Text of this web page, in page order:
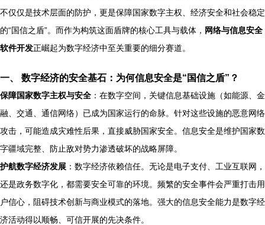
不仅仅是技术层面的防护，更是保障国家数字主权、经济安全和社会稳定
的“国信之盾”。而作为构筑这面盾牌的核心工具与载体， 网络与信息安全
软件开发正崛起为数字经济中至关重要的细分赛道。
一、 数字经济的安全基石：为何信息安全是“国信之盾”？
保障国家数字主权与安全 ：在数字空间，关键信息基础设施（如能源、金
融、交通、通信网络）已成为国家运行的命脉。针对这些设施的恶意网络
攻击，可能造成灾难性后果，直接威胁国家安全。信息安全是维护国家数
字疆域完整、防止敌对势力渗透破坏的战略屏障。
护航数字经济发展 ：数字经济依赖信任。无论是电子支付、工业互联网，
还是政务数字化，都需要安全可靠的环境。频繁的安全事件会严重打击用
户信心，阻碍技术创新与商业模式的落地。强大的信息安全能力是数字经
济活动得以顺畅、可信开展的先决条件。